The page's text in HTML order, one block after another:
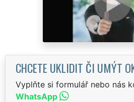
CHCETE UKLIDIT ČI UMÝT
Vyplňte si formulář nebo nás
WhatsApp